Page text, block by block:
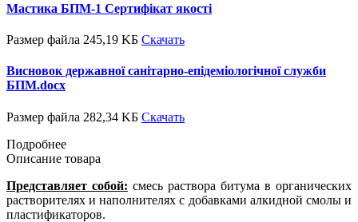
Мастика БПМ-1 Сертифікат якості
Размер файла 245,19 KБ Скачать
Висновок державної санітарно-епідеміологічної служби
БПМ.docx
Размер файла 282,34 KБ Скачать
Подробнее
Oписание товара
Представляет собой: смесь раствора битума в органических
растворителях и наполнителях с добавками алкидной смолы и
пластификаторов.